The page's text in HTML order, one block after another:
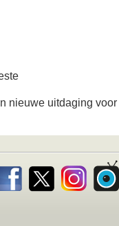
nieuwe uitdaging voor